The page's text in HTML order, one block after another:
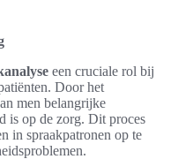
een cruciale rol bij
Door het
men belangrijke
is op de zorg. Dit proces
in spraakpatronen op te